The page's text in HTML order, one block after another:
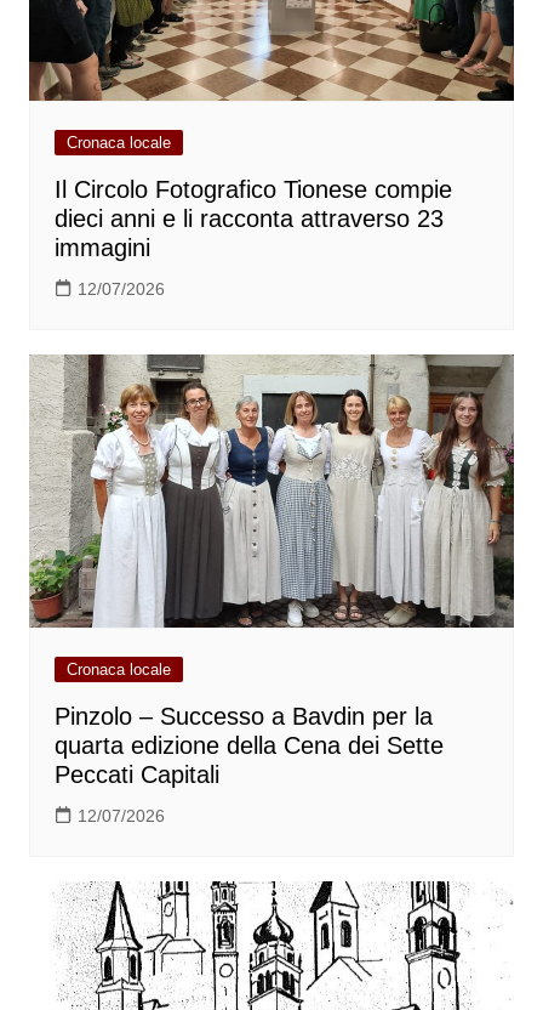
Cronaca locale
Il Circolo Fotografico Tionese compie
dieci anni e li racconta attraverso 23
immagini
12/07/2026
Cronaca locale
Pinzolo – Successo a Bavdin per la
quarta edizione della Cena dei Sette
Peccati Capitali
12/07/2026